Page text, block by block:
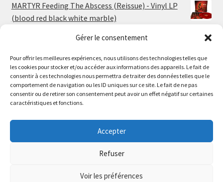
Gérer le consentement
Pour offrir les meilleures expériences, nous utilisons des technologies telles que
les cookies pour stocker et/ou accéder aux informations des appareils. Le fait de
consentir à ces technologies nous permettra de traiter des données telles que le
comportement de navigation ou les ID uniques sur ce site. Le fait de ne pas
consentir ou de retirer son consentement peut avoir un effet négatif sur certaines
caractéristiques et fonctions.
Accepter
Refuser
Voir les préférences
Le magasin de Lyon sera fermé du 30 juillet au 17 août
inclus. Les commandes seront expédiées à partir du 18
The physical record shop will be closed from july 30th to
august 17th included. Online orders will start shipping on
august 18th.
MARTYR Feeding The Abscess (Reissue) - Vinyl LP
(blood red black white marble)
MARTYR Warp Zone (Reissue) - Vinyl LP (swamp
green orange marble)
23.00€